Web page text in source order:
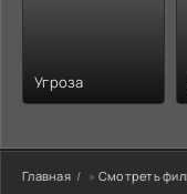
Угроза
Главная » Смотреть